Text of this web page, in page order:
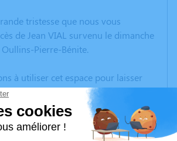
tristesse que nous vous
de Jean VIAL survenu le dimanche
Pierre-Bénite.
à utiliser cet espace pour laisser
partager des photos souvenirs, une
vos pensées à travers des
Cet endroit est un lieu
à honorer la mémoire de Jean VIAL.